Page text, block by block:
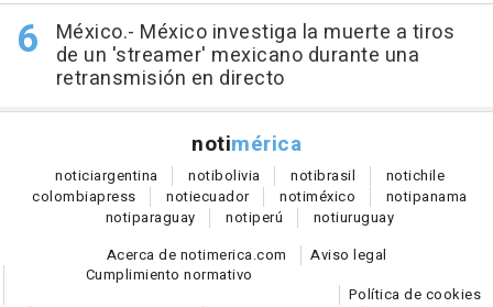
México.- México investiga la muerte a tiros
de un 'streamer' mexicano durante una
retransmisión en directo
notimérica
noticiargentina notibolivia notibrasil notichile
colombiapress notiecuador notiméxico notipanama
notiparaguay notiperú notiuruguay
Acerca de notimerica.com
Aviso legal
Cumplimiento normativo
Política de cookies